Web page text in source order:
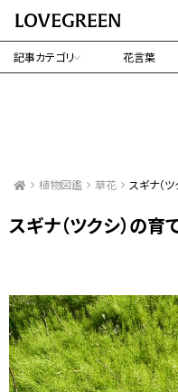
記事カテゴリ 花言葉
植物図鑑 草花 スギナ（ツ
スギナ（ツクシ）の